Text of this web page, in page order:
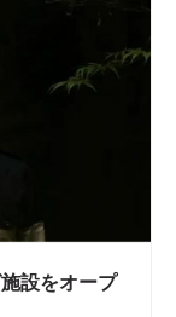
設をオープ